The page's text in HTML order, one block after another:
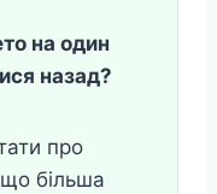
на один
назад?
про
більша